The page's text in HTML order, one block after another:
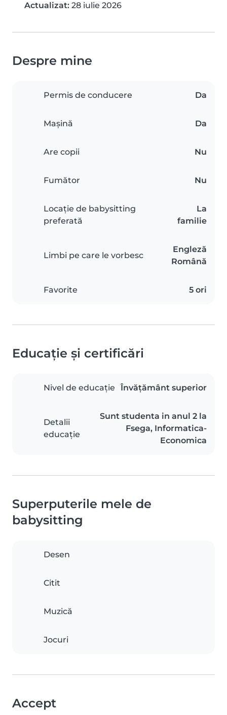
Actualizat: 28 iulie 2026
Despre mine
Permis de conducere Da
Mașină Da
Are copii Nu
Fumător Nu
Locație de babysitting
preferată
La
familie
Limbi pe care le vorbesc
Engleză
Română
Favorite 5 ori
Educație și certificări
Nivel de educație Învățământ superior
Detalii
educație
Sunt studenta in anul 2 la
Fsega, Informatica-
Economica
Superputerile mele de
babysitting
Desen
Citit
Muzică
Jocuri
Accept